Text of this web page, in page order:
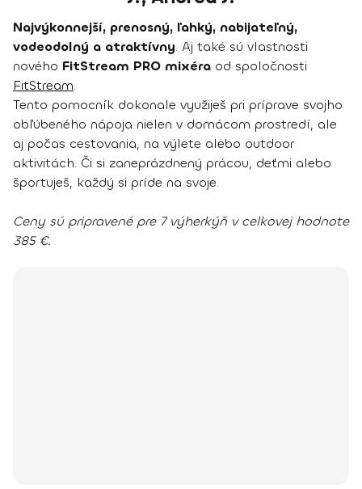
Najvýkonnejší, prenosný, ľahký, nabijateľný,
vodeodolný a atraktívny. Aj také sú vlastnosti
nového FitStream PRO mixéra od spoločnosti
FitStream.
Tento pomocník dokonale využiješ pri príprave svojho
obľúbeného nápoja nielen v domácom prostredí, ale
aj počas cestovania, na výlete alebo outdoor
aktivitách. Či si zaneprázdnený prácou, deťmi alebo
športuješ, každý si príde na svoje.
Ceny sú pripravené pre 7 výherkýň v celkovej hodnote
385 €.